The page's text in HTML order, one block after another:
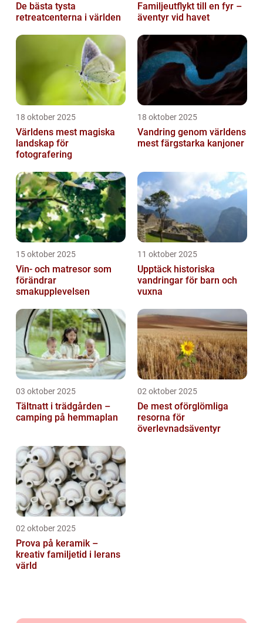
De bästa tysta
retreatcenterna i världen
Familjeutflykt till en fyr –
äventyr vid havet
18 oktober 2025
Världens mest magiska
landskap för
fotografering
18 oktober 2025
Vandring genom världens
mest färgstarka kanjoner
15 oktober 2025
Vin- och matresor som
förändrar
smakupplevelsen
11 oktober 2025
Upptäck historiska
vandringar för barn och
vuxna
03 oktober 2025
Tältnatt i trädgården –
camping på hemmaplan
02 oktober 2025
De mest oförglömliga
resorna för
överlevnadsäventyr
02 oktober 2025
Prova på keramik –
kreativ familjetid i lerans
värld